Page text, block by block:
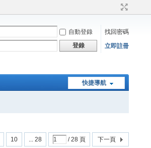
自動登錄
找回密碼
登錄
立即註冊
快捷導航
10 ... 28 / 28 頁 下一頁